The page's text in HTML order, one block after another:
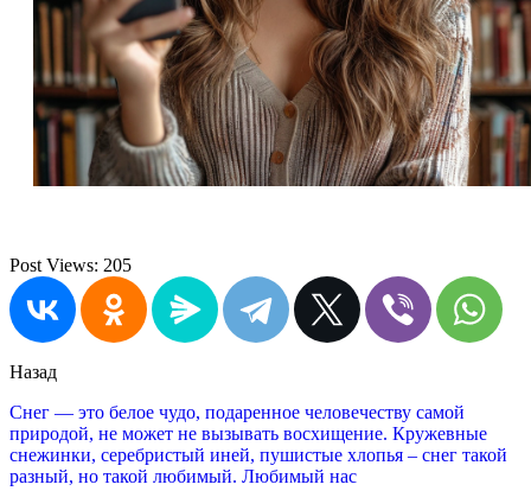
Post Views: 205
Назад
Снег — это белое чудо, подаренное человечеству самой
природой, не может не вызывать восхищение. Кружевные
снежинки, серебристый иней, пушистые хлопья – снег такой
разный, но такой любимый. Любимый нас